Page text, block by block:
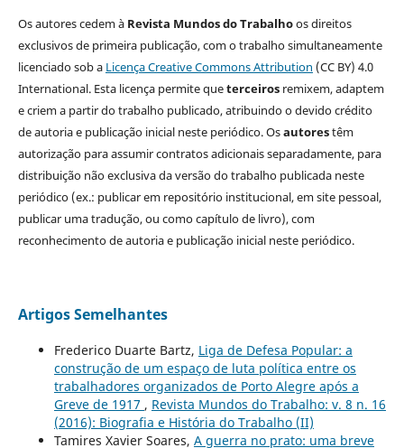
Os autores cedem à Revista Mundos do Trabalhoos direitos
exclusivos de primeira publicação, com o trabalho simultaneamente
licenciado sob a Licença Creative Commons Attribution (CC BY) 4.0
International. Esta licença permite queterceirosremixem, adaptem
e criem a partir do trabalho publicado, atribuindo o devido crédito
de autoria e publicação inicial neste periódico. Osautorestêm
autorização para assumir contratos adicionais separadamente, para
distribuição não exclusiva da versão do trabalho publicada neste
periódico (ex.: publicar em repositório institucional, em site pessoal,
publicar uma tradução, ou como capítulo de livro), com
reconhecimento de autoria e publicação inicial neste periódico.
Artigos Semelhantes
Frederico Duarte Bartz, Liga de Defesa Popular: a
construção de um espaço de luta política entre os
trabalhadores organizados de Porto Alegre após a
Greve de 1917 , Revista Mundos do Trabalho: v. 8 n. 16
(2016): Biografia e História do Trabalho (II)
Tamires Xavier Soares, A guerra no prato: uma breve